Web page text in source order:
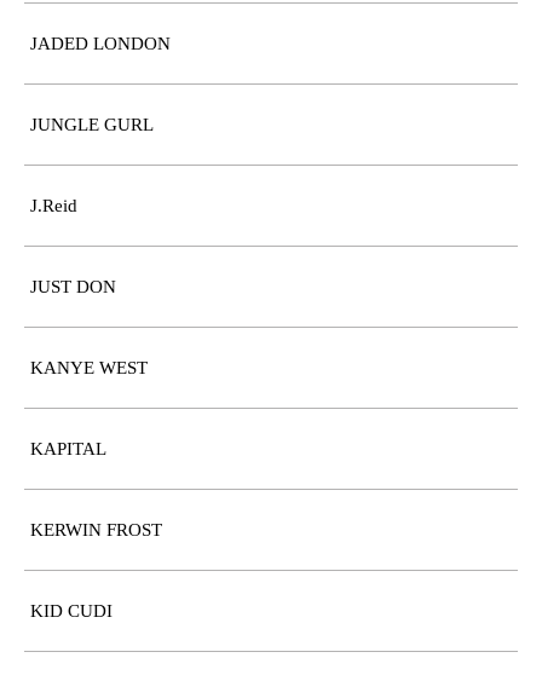
JADED LONDON
JUNGLE GURL
J.Reid
JUST DON
KANYE WEST
KAPITAL
KERWIN FROST
KID CUDI